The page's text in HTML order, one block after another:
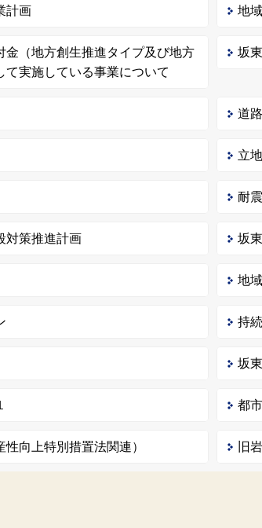
計画 地
金（地方創生推進タイプ及び地方
実施している事業について
坂
道
立
耐
対策推進計画 坂
地
持
坂
都
向上特別措置法関連） 旧